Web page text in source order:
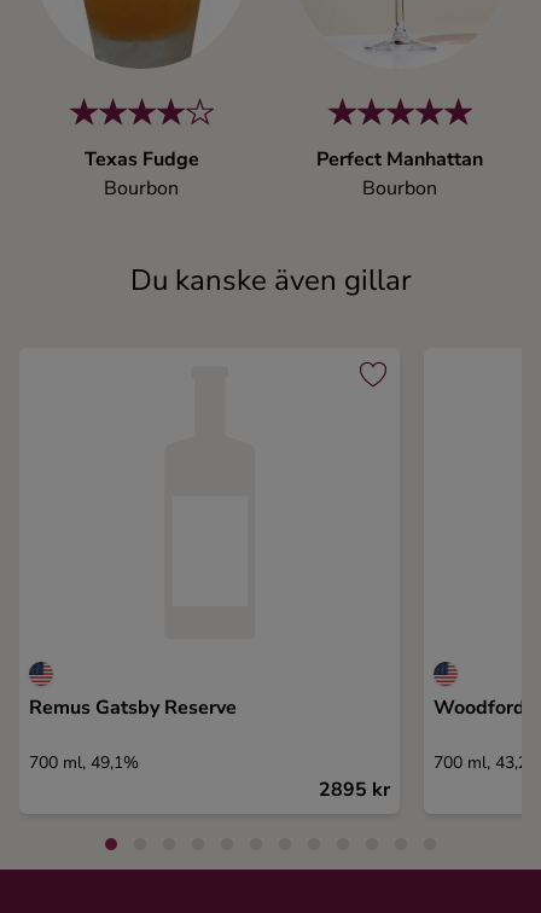
Texas Fudge
Bourbon
Perfect Manhattan
Bourbon
Du kanske även gillar
Remus Gatsby Reserve
700 ml, 49,1%
2895 kr
Woodford
700 ml,